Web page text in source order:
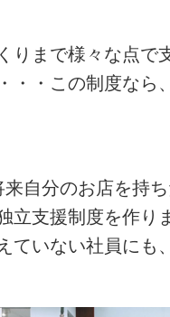
りまで様々な点
・・この制度な
自分のお店を持
立支援制度を作
ていない社員に